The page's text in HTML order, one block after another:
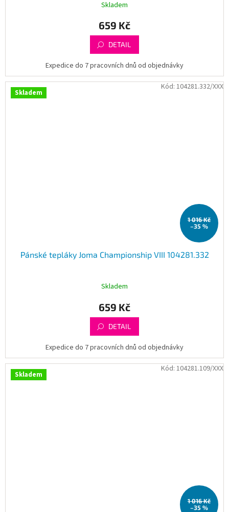
Skladem
659 Kč
DETAIL
Expedice do 7 pracovních dnů od objednávky
Skladem
1 016 Kč
–35 %
Pánské tepláky Joma Championship VIII 104281.332
Skladem
659 Kč
DETAIL
Expedice do 7 pracovních dnů od objednávky
Kód: 104281.332/XXX
Skladem
1 016 Kč
–35 %
Kód: 104281.109/XXX